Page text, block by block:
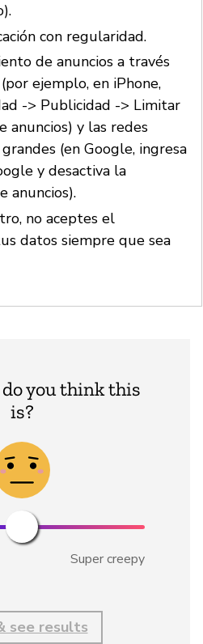
con regularidad.
de anuncios a través
ejemplo, en iPhone,
-> Publicidad -> Limitar
anuncios) y las redes
(en Google, ingresa
y desactiva la
anuncios).
no aceptes el
datos siempre que sea
you think this
is?
Super creepy
see results